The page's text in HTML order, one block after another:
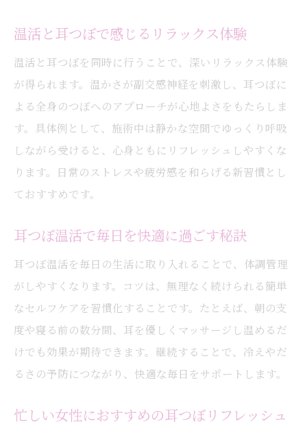
耳つぼ温活で始める無理ない体質改善
耳つぼ温活で無理なく続ける体質改善法
耳つぼと温活を組み合わせた健康習慣の作
り方
耳つぼ温活で実感する体質の変化とコツ
耳つぼ温活で目指す健やかな生活リズム
体調変化を耳つぼ温活でサポートする方法
ストレス緩和へ導く耳つぼ温活の魅力
耳つぼ温活で心身の緊張をほぐすアプロー
チ
耳つぼを利用したリフレッシュ習慣の作り
方
温活と耳つぼで感じるリラックス体験
温活と耳つぼを同時に行うことで、深いリラックス体験
が得られます。温かさが副交感神経を刺激し、耳つぼに
よる全身のつぼへのアプローチが心地よさをもたらしま
す。具体例として、施術中は静かな空間でゆっくり呼吸
しながら受けると、心身ともにリフレッシュしやすくな
ります。日常のストレスや疲労感を和らげる新習慣とし
ておすすめです。
耳つぼ温活で毎日を快適に過ごす秘訣
耳つぼ温活を毎日の生活に取り入れることで、体調管理
がしやすくなります。コツは、無理なく続けられる簡単
なセルフケアを習慣化することです。たとえば、朝の支
度や寝る前の数分間、耳を優しくマッサージし温めるだ
けでも効果が期待できます。継続することで、冷えやだ
るさの予防につながり、快適な毎日をサポートします。
忙しい女性におすすめの耳つぼリフレッシュ